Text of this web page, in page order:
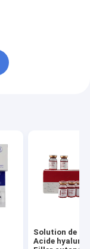
Solution de
Acide